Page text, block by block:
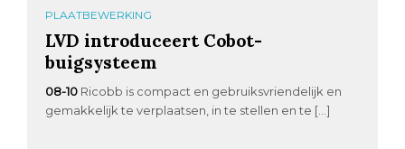
PLAATBEWERKING
LVD introduceert Cobot-
buigsysteem
08-10 Ricobb is compact en gebruiksvriendelijk en
gemakkelijk te verplaatsen, in te stellen en te […]